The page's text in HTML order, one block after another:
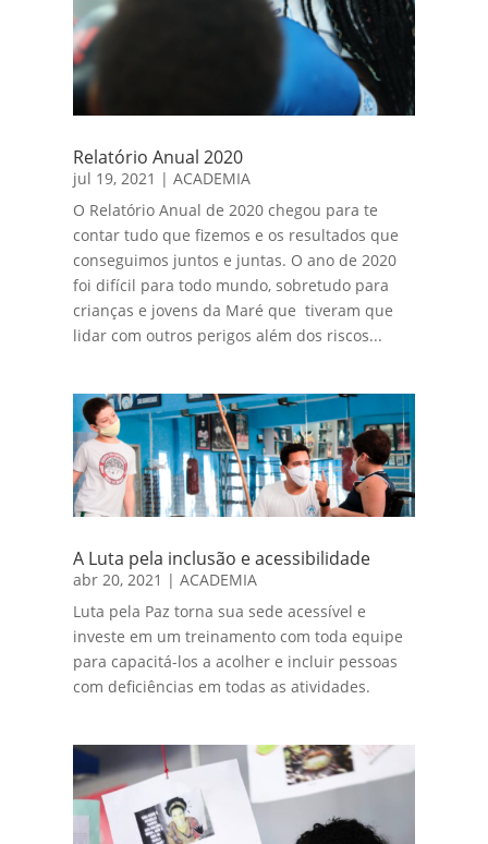
Relatório Anual 2020
jul 19, 2021 |ACADEMIA
O Relatório Anual de 2020 chegou para te
contar tudo que fizemos e os resultados que
conseguimos juntos e juntas. O ano de 2020
foi difícil para todo mundo, sobretudo para
crianças e jovens da Maré que tiveram que
lidar com outros perigos além dos riscos...
A Luta pela inclusão e acessibilidade
abr 20, 2021 |ACADEMIA
Luta pela Paz torna sua sede acessível e
investe em um treinamento com toda equipe
para capacitá-los a acolher e incluir pessoas
com deficiências em todas as atividades.